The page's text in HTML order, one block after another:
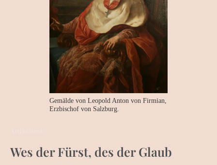
Gemälde von Leopold Anton von Firmian,
Erzbischof von Salzburg.
Wes der Fürst, des der Glaub